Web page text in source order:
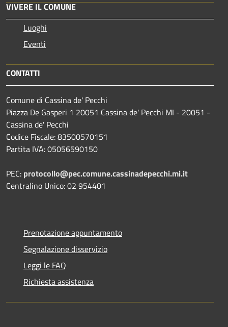
VIVERE IL COMUNE
Luoghi
Eventi
CONTATTI
Comune di Cassina de' Pecchi
Piazza De Gasperi 1 20051 Cassina de' Pecchi MI - 20051 -
Cassina de' Pecchi
Codice Fiscale: 83500570151
Partita IVA: 05056590150
PEC: protocollo@pec.comune.cassinadepecchi.mi.it
Centralino Unico: 02 954401
Prenotazione appuntamento
Segnalazione disservizio
Leggi le FAQ
Richiesta assistenza